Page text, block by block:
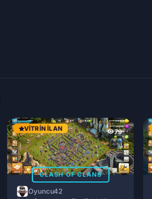
79
VITRIN İLAN
CLASH OF CLANS
Oyuncu42